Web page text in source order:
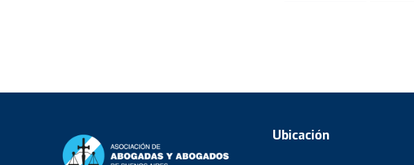
Ubicación